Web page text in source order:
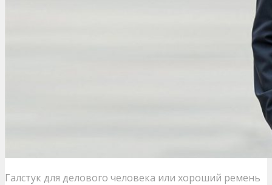
Галстук для делового человека или хороший ремень